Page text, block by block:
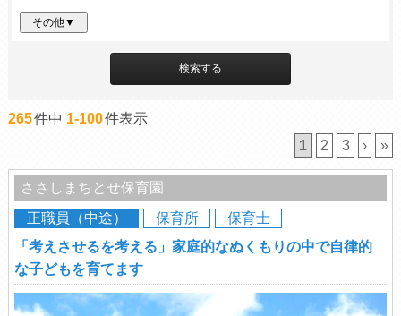
その他▼
265件中 1-100件表示
1
2 3 › »
ささしまちとせ保育園
正職員（中途）
保育所
保育士
「考えさせるを考える」家庭的なぬくもりの中で自律的
な子どもを育てます